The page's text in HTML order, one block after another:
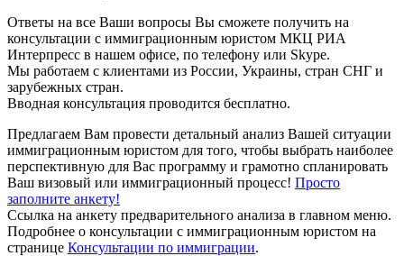
Ответы на все Ваши вопросы Вы сможете получить на
консультации с иммиграционным юристом МКЦ РИА
Интерпресс в нашем офисе, по телефону или Skype.
Мы работаем с клиентами из России, Украины, стран СНГ и
зарубежных стран.
Вводная консультация проводится бесплатно.
Предлагаем Вам провести детальный анализ Вашей ситуации
иммиграционным юристом для того, чтобы выбрать наиболее
перспективную для Вас программу и грамотно спланировать
Ваш визовый или иммиграционный процесс! Просто
заполните анкету!
Ссылка на анкету предварительного анализа в главном меню.
Подробнее о консультации с иммиграционным юристом на
странице Консультации по иммиграции.